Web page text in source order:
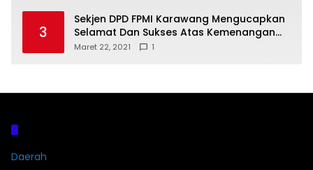
3
Sekjen DPD FPMI Karawang Mengucapkan
Selamat Dan Sukses Atas Kemenangan
Calon Kades Dayeuhluhur H.Sapin
Maret 22, 2021 1
Daerah